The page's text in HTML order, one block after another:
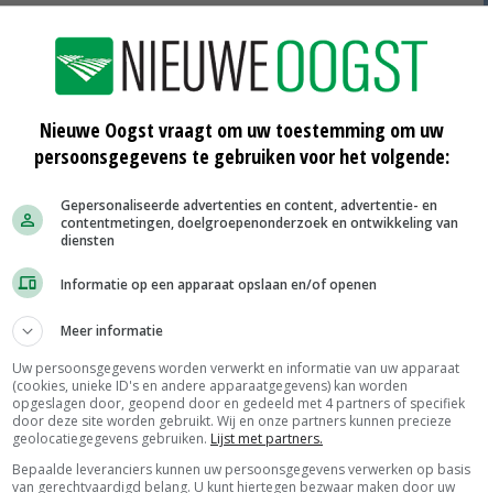
VVD komt op voor boeren bij
29-12-2016
stalvloeremissie beslechten
Zorgen over pilot handelspraktijken
22-07-2014
Nieuwe Oogst vraagt om uw toestemming om uw
persoonsgegevens te gebruiken voor het volgende:
Gepersonaliseerde advertenties en content, advertentie- en
contentmetingen, doelgroepenonderzoek en ontwikkeling van
diensten
Informatie op een apparaat opslaan en/of openen
Meer informatie
Uw persoonsgegevens worden verwerkt en informatie van uw apparaat
(cookies, unieke ID's en andere apparaatgegevens) kan worden
opgeslagen door, geopend door en gedeeld met 4 partners of specifiek
door deze site worden gebruikt. Wij en onze partners kunnen precieze
geolocatiegegevens gebruiken. Lijst met partners.
Bepaalde leveranciers kunnen uw persoonsgegevens verwerken op basis
van gerechtvaardigd belang. U kunt hiertegen bezwaar maken door uw